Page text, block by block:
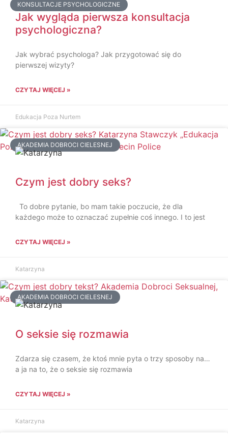
KONSULTACJE PSYCHOLOGICZNE
Jak wygląda pierwsza konsultacja
psychologiczna?
Jak wybrać psychologa? Jak przygotować się do
pierwszej wizyty?
CZYTAJ WIĘCEJ »
Edukacja Poza Nurtem
AKADEMIA DOBROCI CIELESNEJ
Czym jest dobry seks?
To dobre pytanie, bo mam takie poczucie, że dla
każdego może to oznaczać zupełnie coś innego. I to jest
CZYTAJ WIĘCEJ »
Katarzyna
AKADEMIA DOBROCI CIELESNEJ
O seksie się rozmawia
Zdarza się czasem, że ktoś mnie pyta o trzy sposoby na…
a ja na to, że o seksie się rozmawia
CZYTAJ WIĘCEJ »
Katarzyna